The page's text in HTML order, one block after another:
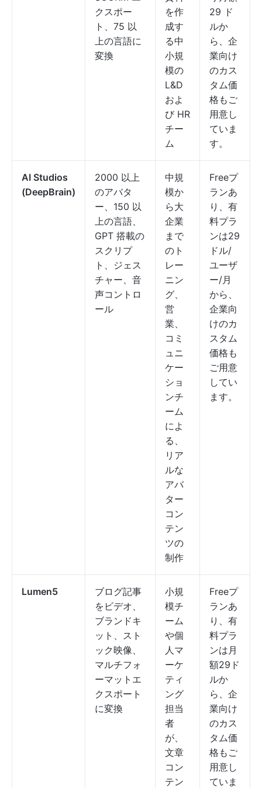
クスポー
ト、75 以
上の言語に
変換
を作
成す
る中
小規
模の
L&D
およ
び HR
チー
ム
29 ド
ルか
ら、企
業向け
のカス
タム価
格もご
用意し
ていま
す。
AI Studios
(DeepBrain)
2000 以上
のアバタ
ー、150 以
上の言語、
GPT 搭載の
スクリプ
ト、ジェス
チャー、音
声コントロ
ール
中規
模か
ら大
企業
まで
のト
レー
ニン
グ、
営
業、
コミ
ュニ
ケー
ショ
ンチ
ーム
によ
る、
リア
ルな
アバ
ター
コン
テン
ツの
制作
Freeプ
ランあ
り、有
料プラ
ンは29
ドル/
ユーザ
ー/月
から、
企業向
けのカ
スタム
価格も
ご用意
してい
ます。
Lumen5
ブログ記事
をビデオ、
ブランドキ
ット、スト
ック映像、
マルチフォ
ーマットエ
クスポート
に変換
小規
模チ
ーム
や個
人マ
ーケ
ティ
ング
担当
者
が、
文章
コン
テン
Freeプ
ランあ
り、有
料プラ
ンは月
額29ド
ルか
ら、企
業向け
のカス
タム価
格もご
用意し
ていま